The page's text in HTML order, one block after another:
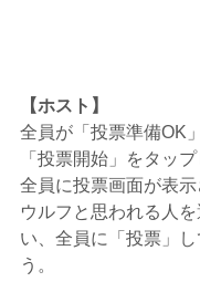
【ホスト】
全員が「投票準備OK
「投票開始」をタップ
全員に投票画面が表示
ウルフと思われる人
い、全員に「投票」
う。